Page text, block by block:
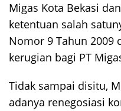
Migas Kota Bekasi
ketentuan salah
Nomor 9 Tahun 2009
kerugian bagi PT
Tidak sampai disitu,
adanya renegosiasi